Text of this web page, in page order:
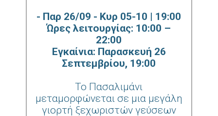
- Παρ 26/09 - Κυρ 05-10 | 19:00
Ώρες λειτουργίας: 10:00 –
22:00
Εγκαίνια: Παρασκευή 26
Σεπτεμβρίου, 19:00
Το Πασαλιμάνι
μεταμορφώνεται σε μια μεγάλη
γιορτή ξεχωριστών γεύσεων